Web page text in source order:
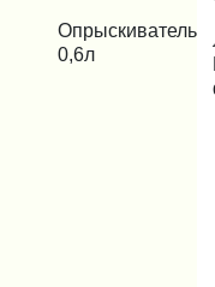
КУПИТЬ В 1 КЛИК
Опрыскиватель
0,6л